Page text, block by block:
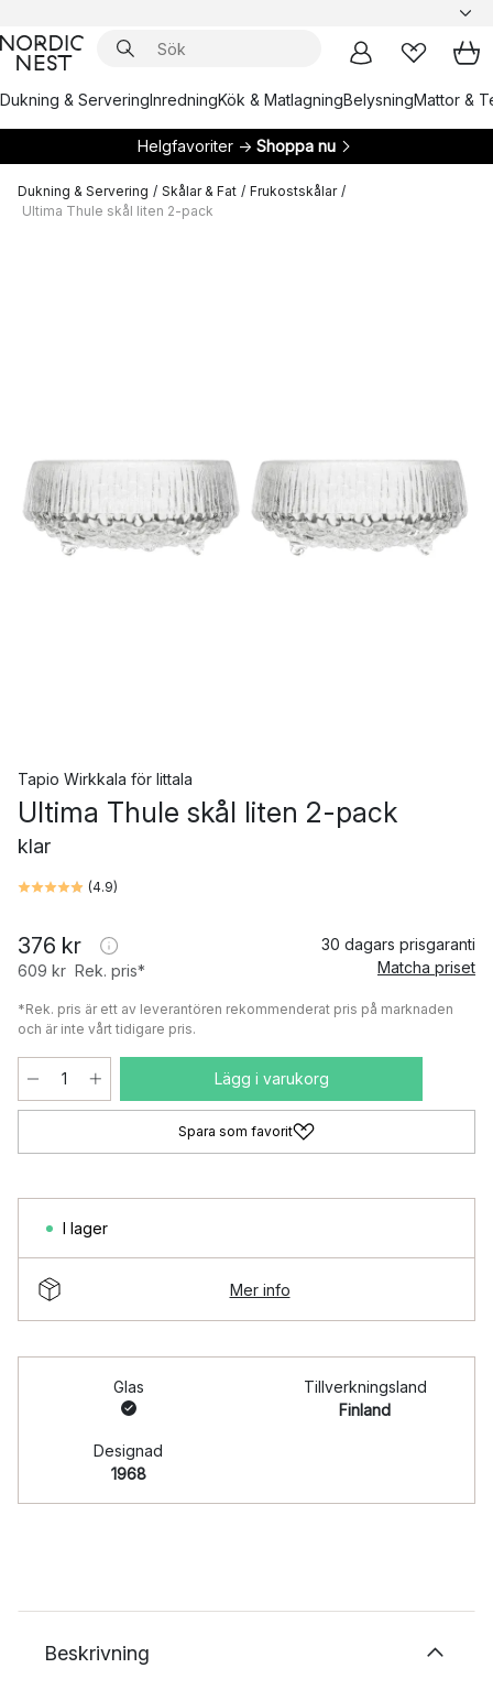
Dukning & ServeringInredningKök & MatlagningBelysningMattor &
Helgfavoriter → Shoppa nu
Dukning & Servering / Skålar & Fat / Frukostskålar /
Ultima Thule skål liten 2-pack
Tapio Wirkkala för Iittala
Ultima Thule skål liten 2-pack
klar
(4.9)
376 kr
609 kr Rek. pris*
30 dagars prisgaranti
Matcha priset
*Rek. pris är ett av leverantören rekommenderat pris på marknaden
och är inte vårt tidigare pris.
Lägg i varukorg
Spara som favorit
I lager
Mer info
Glas
Tillverkningsland
Finland
Designad
1968
Beskrivning